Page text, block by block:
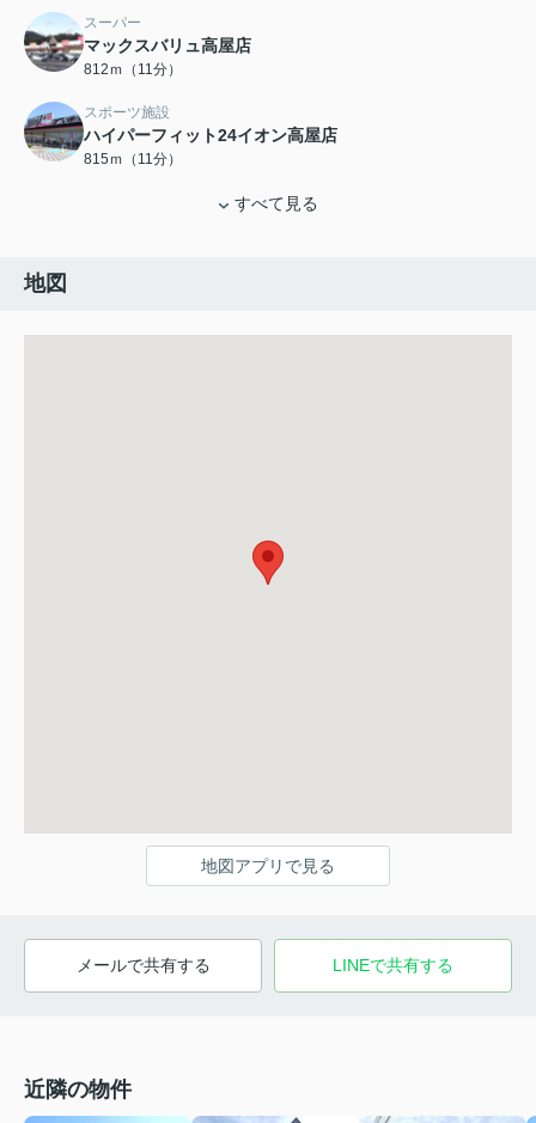
スーパー
マックスバリュ高屋店
812ｍ（11分）
スポーツ施設
ハイパーフィット24イオン高屋店
815ｍ（11分）
すべて見る
地図
地図アプリで見る
メールで共有する LINEで共有する
近隣の物件